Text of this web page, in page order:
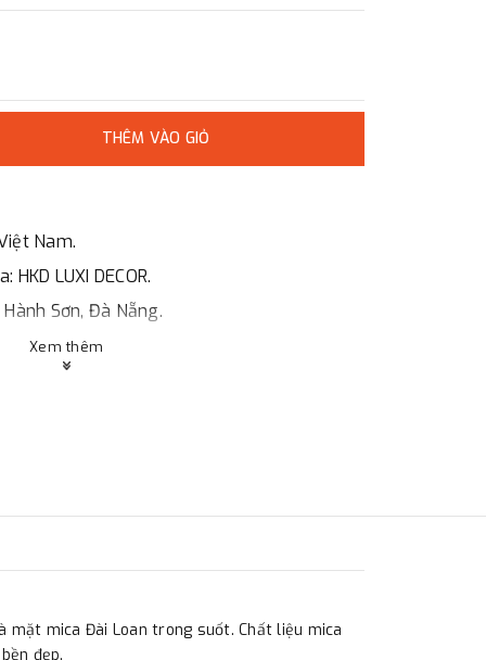
THÊM VÀO GIỎ
Nam.
LUXI DECOR.
Sơn, Đà Nẵng.
Xem thêm
mặt mica Đài Loan trong suốt. Chất liệu mica
đẹp.